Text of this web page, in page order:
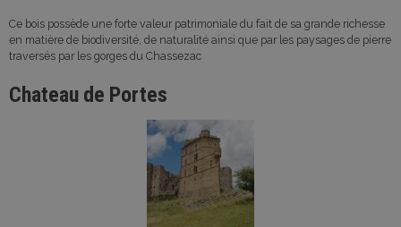
Ce bois possède une forte valeur patrimoniale du fait de sa grande richesse
en matière de biodiversité, de naturalité ainsi que par les paysages de pierre
traversés par les gorges du Chassezac
Chateau de Portes